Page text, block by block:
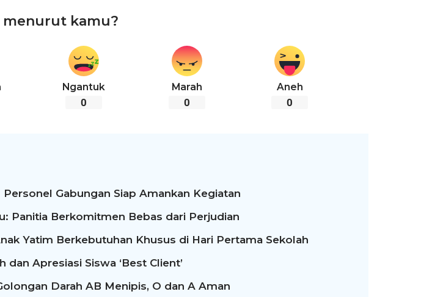
menurut kamu?
Ngantuk
0
Marah
0
Aneh
0
Gabungan Siap Amankan Kegiatan
Panitia Berkomitmen Bebas dari Perjudian
Yatim Berkebutuhan Khusus di Hari Pertama Sekolah
Apresiasi Siswa ‘Best Client’
Darah AB Menipis, O dan A Aman